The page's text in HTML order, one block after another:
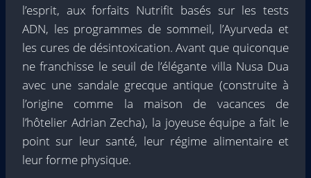
l’esprit, aux forfaits Nutrifit basés sur les tests
ADN, les programmes de sommeil, l’Ayurveda et
les cures de désintoxication. Avant que quiconque
ne franchisse le seuil de l’élégante villa Nusa Dua
avec une sandale grecque antique (construite à
l’origine comme la maison de vacances de
l’hôtelier Adrian Zecha), la joyeuse équipe a fait le
point sur leur santé, leur régime alimentaire et
leur forme physique.